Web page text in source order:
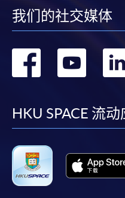
我们的社交媒体
转 转
HKU SPACE 流